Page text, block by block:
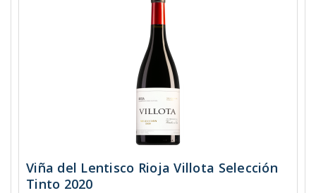
Viña del Lentisco Rioja Villota Selección
Tinto 2020